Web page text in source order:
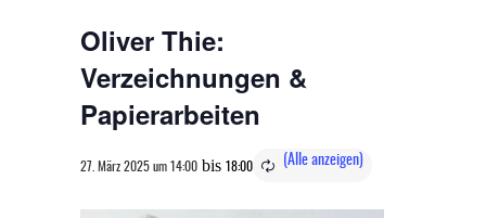
Oliver Thie:
Verzeichnungen &
Papierarbeiten
27. März 2025 um 14:00 bis 18:00